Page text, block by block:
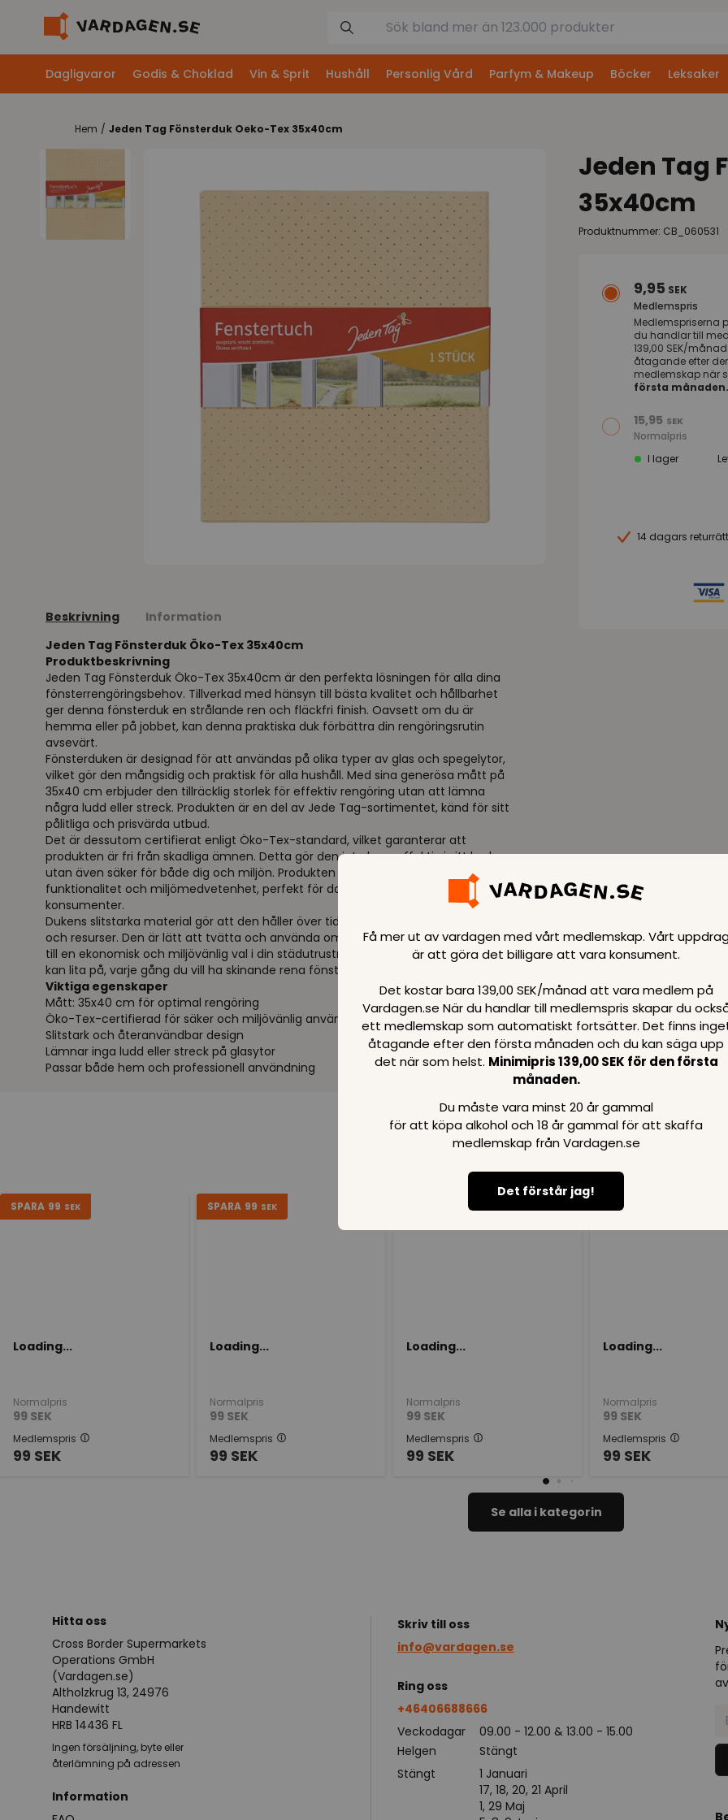
Dagligvaror Godis & Choklad Vin & Sprit Hushåll Personlig Vård Parfym & Makeup Böcker Leksaker
Få mer ut av vardagen med vårt medlemskap. Vårt
är att göra det billigare att vara konsument.
Det kostar bara 139,00 SEK/månad att vara medlem på
Vardagen.se När du handlar till medlemspris skapar du
ett medlemskap som automatiskt fortsätter. Det finns
åtagande efter den första månaden och du kan säga upp
det när som helst. Minimipris 139,00 SEK för den första
månaden.
Du måste vara minst 20 år gammal
för att köpa alkohol och 18 år gammal för att skaffa
medlemskap från Vardagen.se
Det förstår jag!
Hem / Jeden Tag Fönsterduk Oeko-Tex 35x40cm
Beskrivning
Information
Jeden Tag Fönsterduk Öko-Tex 35x40cm
Produktbeskrivning
Jeden Tag Fönsterduk Öko-Tex 35x40cm är den perfekta lösningen för alla dina
fönsterrengöringsbehov. Tillverkad med hänsyn till bästa kvalitet och hållbarhet
ger denna fönsterduk en strålande ren och fläckfri finish. Oavsett om du är
hemma eller på jobbet, kan denna praktiska duk förbättra din rengöringsrutin
avsevärt.
Fönsterduken är designad för att användas på olika typer av glas och spegelytor,
vilket gör den mångsidig och praktisk för alla hushåll. Med sina generösa mått på
35x40 cm erbjuder den tillräcklig storlek för effektiv rengöring utan att lämna
några ludd eller streck. Produkten är en del av Jede Tag-sortimentet, känd för sitt
pålitliga och prisvärda utbud.
Det är dessutom certifierat enligt Öko-Tex-standard, vilket garanterar att
produkten är fri från skadliga ämnen. Detta gör den inte bara effektiv i sitt bruk,
utan även säker för både dig och miljön. Produkten erbjuder en balans mellan
funktionalitet och miljömedvetenhet, perfekt för dagens medvetna
konsumenter.
Dukens slitstarka material gör att den håller över tid, vilket sparar både pengar
och resurser. Den är lätt att tvätta och använda om och om igen, vilket gör den
till en ekonomisk och miljövänlig val i din städutrustning. Ett hållbart val som du
kan lita på, varje gång du vill ha skinande rena fönster.
Viktiga egenskaper
Mått: 35x40 cm för optimal rengöring
Öko-Tex-certifierad för säker och miljövänlig användning
Slitstark och återanvändbar design
Lämnar inga ludd eller streck på glasytor
Passar både hem och professionell användning
Jeden Tag
35x40cm
Produktnummer: CB_060531
9,95 SEK
Medlemspris
Medlemspriserna
du handlar till
139,00 SEK/
åtagande efter
medlemskap när
första månaden.
15,95 SEK
Normalpris
I lager
14 dagars
Loading..
SPARA 99 SEK
Loading...
Normalpris
99 SEK
Medlemspris
99 SEK
SPARA 99 SEK
Loading...
Normalpris
99 SEK
Medlemspris
99 SEK
SEK
Loading...
Normalpris
99 SEK
Medlemspris
99 SEK
SPARA
Loading...
Normalpris
99 SEK
Medlemspris
99 SEK
Se alla i kategorin
Hitta oss
Cross Border Supermarkets
Operations GmbH
(Vardagen.se)
Altholzkrug 13, 24976
Handewitt
HRB 14436 FL
Ingen försäljning, byte eller
återlämning på adressen
Information
Skriv till oss
info@vardagen.se
Ring oss
+46406688666
Veckodagar
09.00 - 12.00 & 13.00 - 15.00
Helgen
Stängt
Stängt
1 Januari
17, 18, 20, 21 April
1, 29 Maj